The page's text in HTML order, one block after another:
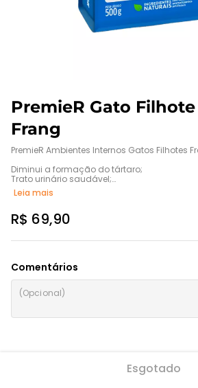
PremieR Gato
Frang
PremieR Ambientes Internos Gatos Filhotes
Diminui a formação do tártaro;
Trato urinário saudável;
Pelagem bonita e pele saudável;
Odor e volume das fezes reduzidos.
Leia mais
R$ 69,90
Comentários
Esgotado